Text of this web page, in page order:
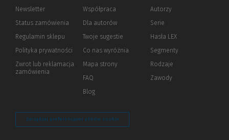
Newsletter
Status zamówienia
Regulamin sklepu
Polityka prywatności (Nowe
(Link
innej
Zwrot lub reklamacja
zamówienia
Współpraca
Dla autorów(Nowe
(Link
innej
strony)
Twoje sugestie
Co nas wyróżnia
Mapa strony
FAQ
Blog
Autorzy
Serie
Hasła LEX
Segmenty
Rodzaje
Zawody
Zarządzaj preferencjami plików cookie